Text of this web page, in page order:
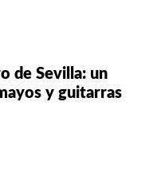
de Sevilla: un
y guitarras